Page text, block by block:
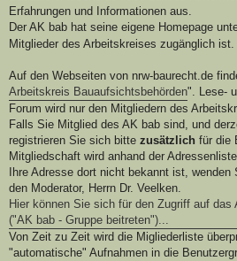
a
Erfahrungen und Informationen aus.
Der AK bab hat seine eigene Homepage
Mitglieder des Arbeitskreises zugänglich ist.
Auf den Webseiten von nrw-baurecht.de
Arbeitskreis Bauaufsichtsbehörden". Lese-
Forum wird nur den Mitgliedern des
Falls Sie Mitglied des AK bab sind, und
registrieren Sie sich bitte zusätzlich für die
Mitgliedschaft wird anhand der
Ihre Adresse dort nicht bekannt ist,
den Moderator, Herrn Dr. Veelken.
Hier können Sie sich für den Zugriff auf das
("AK bab - Gruppe beitreten")...
Von Zeit zu Zeit wird die Migliederliste
"automatische" Aufnahmen in die